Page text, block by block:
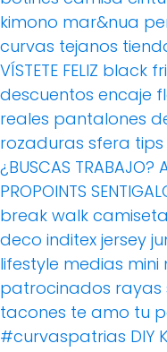
kimono mar&nua
curvas tejanos
VÍSTETE FELIZ black
descuentos encaje
reales pantalones
rozaduras sfera tips
¿BUSCAS TRABAJO?
PROPOINTS
break walk camiseta
deco inditex jersey
lifestyle medias mini
patrocinados rayas
tacones te amo tu
#curvaspatrias DIY